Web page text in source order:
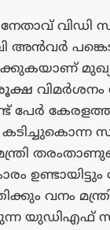
നേതാവ്
അൻവർ
വിമർശനം
പേർ
വനം
യുഡിഎഫ്